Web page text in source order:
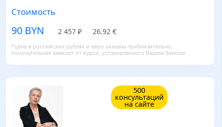
Стоимость
90 BYN 2 457 ₽ 26.92 €
*цена в российских рублях и евро указана приблизительно,
окончательная зависит от курса, установленного Вашим банком.
500
консультаций
на сайте